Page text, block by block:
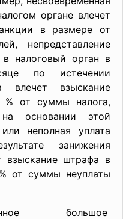
органе влечет
в размере от
непредставление
в налоговый орган в
по истечении
влечет взыскание
от суммы налога,
основании этой
неполная уплата
занижения
взыскание штрафа в
от суммы неуплаты
большое